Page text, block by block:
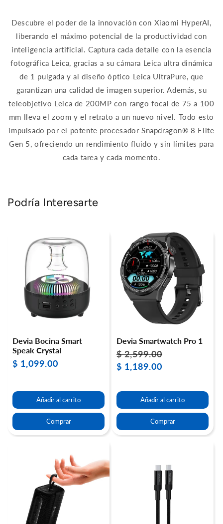
Descubre el poder de la innovación con Xiaomi HyperAI,
liberando el máximo potencial de la productividad con
inteligencia artificial. Captura cada detalle con la esencia
fotográfica Leica, gracias a su cámara Leica ultra dinámica
de 1 pulgada y al diseño óptico Leica UltraPure, que
garantizan una calidad de imagen superior. Además, su
teleobjetivo Leica de 200MP con rango focal de 75 a 100
mm lleva el zoom y el retrato a un nuevo nivel. Todo esto
impulsado por el potente procesador Snapdragon® 8 Elite
Gen 5, ofreciendo un rendimiento fluido y sin límites para
cada tarea y cada momento.
Podría Interesarte
Devia Bocina Smart
Speak Crystal
Precio
$ 1,099.00
Añadir al carrito
Comprar
Devia Smartwatch Pro 1
Precio
habitual
$ 2,599.00
$ 1,189.00
Añadir al carrito
Comprar